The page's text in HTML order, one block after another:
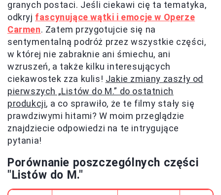
granych postaci. Jeśli ciekawi cię ta tematyka,
odkryj fascynujące wątki i emocje w Operze
Carmen. Zatem przygotujcie się na
sentymentalną podróż przez wszystkie części,
w której nie zabraknie ani śmiechu, ani
wzruszeń, a także kilku interesujących
ciekawostek zza kulis! Jakie zmiany zaszły od
pierwszych „Listów do M.” do ostatnich
produkcji, a co sprawiło, że te filmy stały się
prawdziwymi hitami? W moim przeglądzie
znajdziecie odpowiedzi na te intrygujące
pytania!
Porównanie poszczególnych części
"Listów do M."